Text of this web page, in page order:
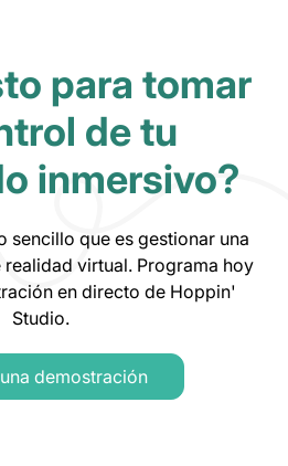
para tomar
de tu
inmersivo?
sencillo que es gestionar una
virtual. Programa hoy
en directo de Hoppin'
Studio.
demostración